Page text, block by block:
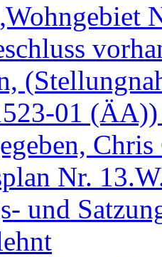
01
Nr.
und